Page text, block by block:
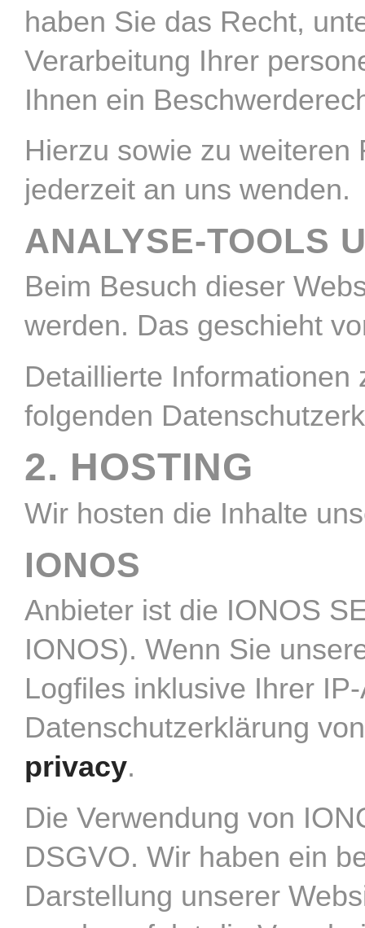
haben Sie das Recht,
Verarbeitung Ihrer
Ihnen ein
Hierzu sowie zu
jederzeit an uns wenden.
ANALYSE-TOOLS
Beim Besuch dieser
werden. Das geschieht
Detaillierte
folgenden
2. HOSTING
Wir hosten die Inhalte
IONOS
Anbieter ist die IONOS
IONOS). Wenn Sie
Logfiles inklusive Ihrer
Datenschutzerklärung
privacy.
Die Verwendung von
DSGVO. Wir haben ein
Darstellung unserer